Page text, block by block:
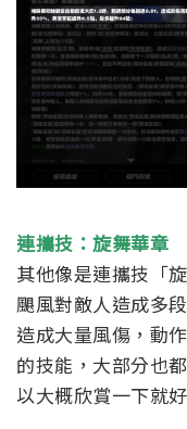
連攜技：旋舞華章
其他像是連攜技「
颶風對敵人造成多
造成大量風傷，動
的技能，大部分也
以大概欣賞一下就好